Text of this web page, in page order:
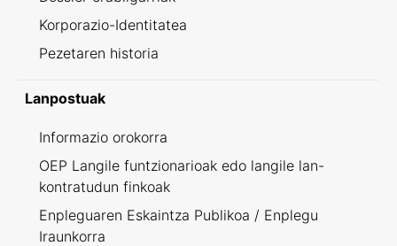
Korporazio-Identitatea
Pezetaren historia
Lanpostuak
Informazio orokorra
OEP Langile funtzionarioak edo langile lan-
kontratudun finkoak
Enpleguaren Eskaintza Publikoa / Enplegu
Iraunkorra